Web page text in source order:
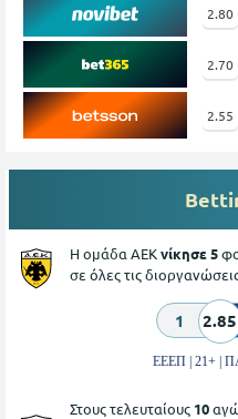
2.80
2.70
2.55
Η ομάδα ΑΕΚνίκησε 5
σε όλες τις
1 2.85
ΕΕΕΠ | 21+ |
Στους τελευταίους 10